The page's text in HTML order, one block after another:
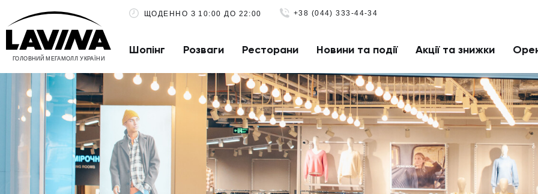
ГОЛОВНИЙ МЕГАМОЛЛ УКРАЇНИ
ЩОДЕННО З 10:00 ДО 22:00 +38 (044) 333-44-34
Шопінг Розваги Ресторани Новини та події Акції та знижки